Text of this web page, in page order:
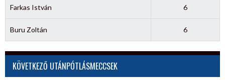
Farkas István 6
Buru Zoltán 6
KÖVETKEZŐ UTÁNPÓTLÁSMECCSEK